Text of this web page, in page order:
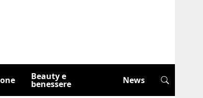
Beauty e
benessere News